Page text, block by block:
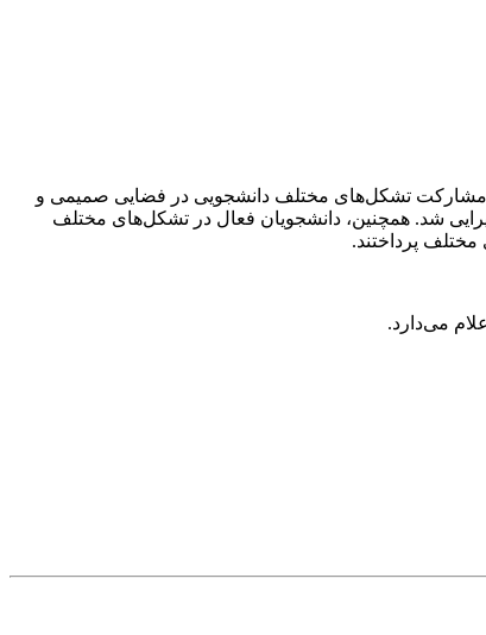
و با مشارکت تشکل‌های مختلف دانشجویی در فضایی صمیمی و
شد. همچنین، دانشجویان فعال در تشکل‌های مختلف
پرداختند.
می‌دارد.